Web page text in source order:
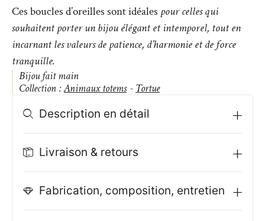
Ces boucles d’oreilles sont idéales pour celles qui
souhaitent porter un bijou élégant et intemporel, tout en
incarnant les valeurs de patience, d’harmonie et de force
tranquille.
Bijou fait main
Collection :Animaux totems - Tortue
Description en détail
Livraison & retours
Fabrication, composition, entretien